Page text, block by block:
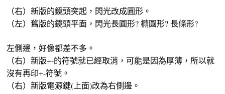
（右）新版的鏡頭突起，閃光改成圓形。
（左）舊版的鏡頭平面，閃光長圓形? 橢圓形? 長條形?
左側邊，好像都差不多。
（右）新版+-的符號就已經取消，可能是因為厚薄，所以就
沒有再印+-符號。
（右）新版電源鍵(上面)改為右側邊。